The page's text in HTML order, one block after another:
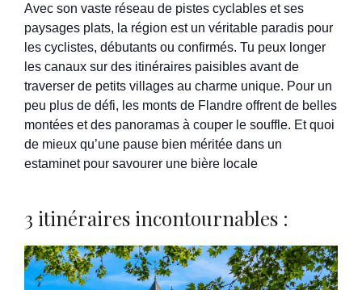
Avec son vaste réseau de pistes cyclables et ses
paysages plats, la région est un véritable paradis pour
les cyclistes, débutants ou confirmés. Tu peux longer
les canaux sur des itinéraires paisibles avant de
traverser de petits villages au charme unique. Pour un
peu plus de défi, les monts de Flandre offrent de belles
montées et des panoramas à couper le souffle. Et quoi
de mieux qu’une pause bien méritée dans un
estaminet pour savourer une bière locale
3 itinéraires incontournables :